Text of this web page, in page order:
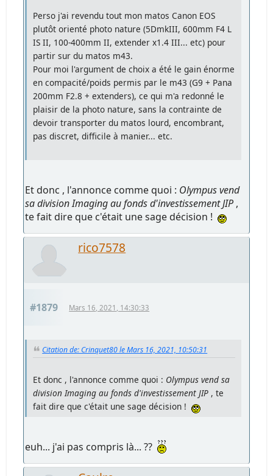
Perso j'ai revendu tout mon matos Canon EOS
plutôt orienté photo nature (5DmkIII, 600mm F4 L
IS II, 100-400mm II, extender x1.4 III... etc) pour
partir sur du matos m43.
Pour moi l'argument de choix a été le gain énorme
en compacité/poids permis par le m43 (G9 + Pana
200mm F2.8 + extenders), ce qui m'a redonné le
plaisir de la photo nature, sans la contrainte de
devoir transporter du matos lourd, encombrant,
pas discret, difficile à manier... etc.
Et donc , l'annonce comme quoi : Olympus vend
sa division Imaging au fonds d'investissement JIP ,
te fait dire que c'était une sage décision !
rico7578
#1879 Mars 16, 2021, 14:30:33
Citation de: Crinquet80 le Mars 16, 2021, 10:50:31
Et donc , l'annonce comme quoi : Olympus vend sa
division Imaging au fonds d'investissement JIP , te
fait dire que c'était une sage décision !
euh... j'ai pas compris là... ??